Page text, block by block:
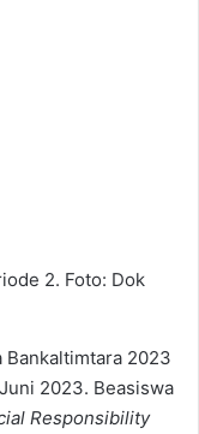
2. Foto: Dok
Bankaltimtara 2023
2023. Beasiswa
Responsibility